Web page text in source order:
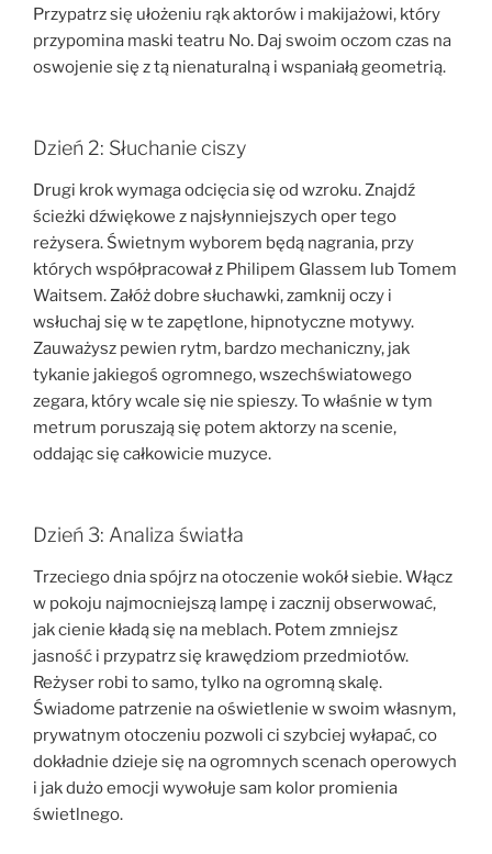
Przypatrz się ułożeniu rąk aktorów i makijażowi, który
przypomina maski teatru No. Daj swoim oczom czas na
oswojenie się z tą nienaturalną i wspaniałą geometrią.
Dzień 2: Słuchanie ciszy
Drugi krok wymaga odcięcia się od wzroku. Znajdź
ścieżki dźwiękowe z najsłynniejszych oper tego
reżysera. Świetnym wyborem będą nagrania, przy
których współpracował z Philipem Glassem lub Tomem
Waitsem. Załóż dobre słuchawki, zamknij oczy i
wsłuchaj się w te zapętlone, hipnotyczne motywy.
Zauważysz pewien rytm, bardzo mechaniczny, jak
tykanie jakiegoś ogromnego, wszechświatowego
zegara, który wcale się nie spieszy. To właśnie w tym
metrum poruszają się potem aktorzy na scenie,
oddając się całkowicie muzyce.
Dzień 3: Analiza światła
Trzeciego dnia spójrz na otoczenie wokół siebie. Włącz
w pokoju najmocniejszą lampę i zacznij obserwować,
jak cienie kładą się na meblach. Potem zmniejsz
jasność i przypatrz się krawędziom przedmiotów.
Reżyser robi to samo, tylko na ogromną skalę.
Świadome patrzenie na oświetlenie w swoim własnym,
prywatnym otoczeniu pozwoli ci szybciej wyłapać, co
dokładnie dzieje się na ogromnych scenach operowych
i jak dużo emocji wywołuje sam kolor promienia
świetlnego.